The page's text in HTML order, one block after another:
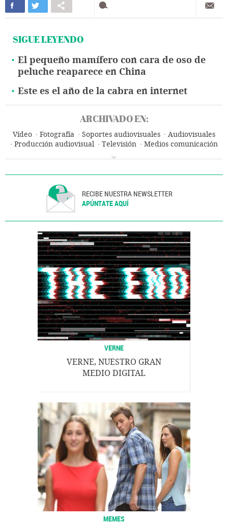
SIGUE LEYENDO
El pequeño mamífero con cara de oso de
peluche reaparece en China
Este es el año de la cabra en internet
ARCHIVADO EN:
Vídeo Fotografía Soportes audiovisuales
Audiovisuales
Producción audiovisual
Televisión
Medios comunicación
RECIBE NUESTRA NEWSLETTER
APÚNTATE AQUÍ
VERNE
VERNE, NUESTRO GRAN
MEDIO DIGITAL
MEMES